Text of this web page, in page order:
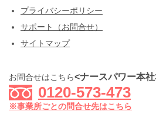
プライバシーポリシー
サポート（お問合せ）
サイトマップ
お問合せはこちら<ナースパワー本
0120-573-473
※事業所ごとの問合せ先はこちら